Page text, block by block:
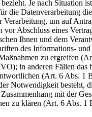
Je nach Situation
die Datenverarbeitung die
Verarbeitung, um auf
vor Abschluss eines
Ihnen und dem
des Informations- und
zu ergreifen
in anderen Fällen das
(Art. 6 Abs. 1
Notwendigkeit besteht,
mit der
zu klären (Art. 6 Abs. 1